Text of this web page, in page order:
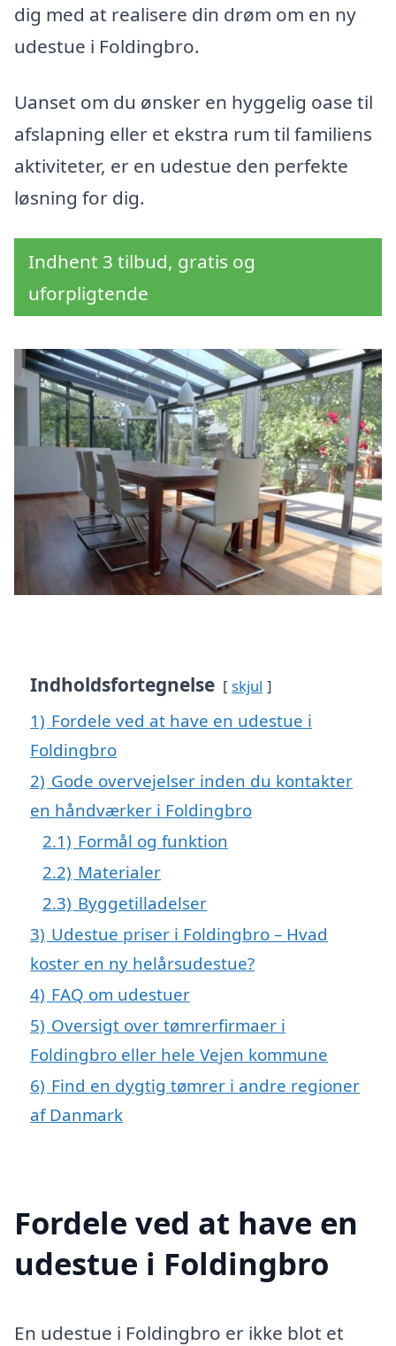
dig med at realisere din drøm om en ny
udestue i Foldingbro.
Uanset om du ønsker en hyggelig oase til
afslapning eller et ekstra rum til familiens
aktiviteter, er en udestue den perfekte
løsning for dig.
Indhent 3 tilbud, gratis og
uforpligtende
Indholdsfortegnelse skjul
1) Fordele ved at have en udestue i
Foldingbro
2) Gode overvejelser inden du kontakter
en håndværker i Foldingbro
2.1) Formål og funktion
2.2) Materialer
2.3) Byggetilladelser
3) Udestue priser i Foldingbro – Hvad
koster en ny helårsudestue?
4) FAQ om udestuer
5) Oversigt over tømrerfirmaer i
Foldingbro eller hele Vejen kommune
6) Find en dygtig tømrer i andre regioner
af Danmark
Fordele ved at have en
udestue i Foldingbro
En udestue i Foldingbro er ikke blot et